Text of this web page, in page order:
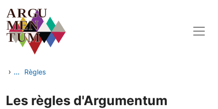
› ... Règles
Les règles d'Argumentum